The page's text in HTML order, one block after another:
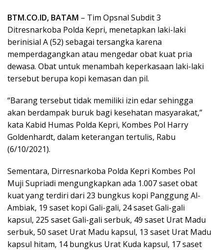
BTM.CO.ID, BATAM – Tim Opsnal Subdit 3
Ditresnarkoba Polda Kepri, menetapkan laki-laki
berinisial A (52) sebagai tersangka karena
memperdagangkan atau mengedar obat kuat pria
dewasa. Obat untuk menambah keperkasaan laki-laki
tersebut berupa kopi kemasan dan pil.
“Barang tersebut tidak memiliki izin edar sehingga
akan berdampak buruk bagi kesehatan masyarakat,”
kata Kabid Humas Polda Kepri, Kombes Pol Harry
Goldenhardt, dalam keterangan tertulis, Rabu
(6/10/2021).
Sementara, Dirresnarkoba Polda Kepri Kombes Pol
Muji Supriadi mengungkapkan ada 1.007 saset obat
kuat yang terdiri dari 23 bungkus kopi Panggung Al-
Ambiak, 19 saset kopi Gali-gali, 24 saset Gali-gali
kapsul, 225 saset Gali-gali serbuk, 49 saset Urat Madu
serbuk, 50 saset Urat Madu kapsul, 13 saset Urat Madu
kapsul hitam, 14 bungkus Urat Kuda kapsul, 17 saset